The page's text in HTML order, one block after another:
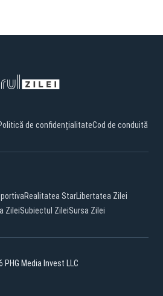
de confidențialitateCod de conduită
Realitatea StarLibertatea Zilei
ZileiSubiectul ZileiSursa Zilei
Media Invest LLC